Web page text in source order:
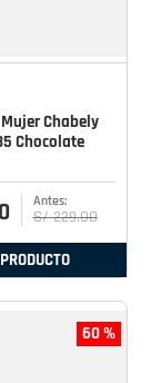
Chabely
Chocolate
S/ 229.00
60 %